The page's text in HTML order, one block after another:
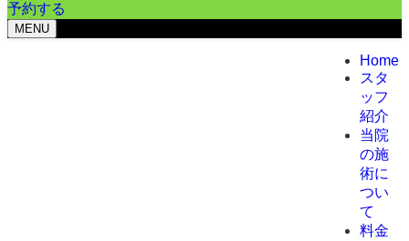
予約する
MENU
Home
スタ
ッフ
紹介
当院
の施
術に
つい
て
料金